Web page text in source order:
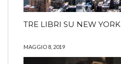
TRE LIBRI SU NEW YORK
MAGGIO 8, 2019